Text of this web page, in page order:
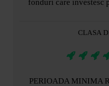
fonduri care investesc
CLASA
PERIOADA MINIMA